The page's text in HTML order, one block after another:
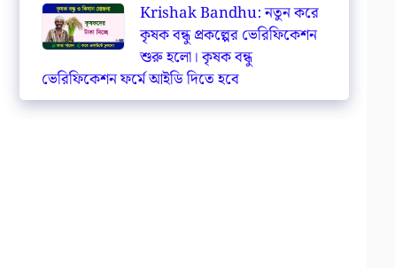
Krishak Bandhu: নতুন করে
কৃষক বন্ধু প্রকল্পের ভেরিফিকেশন
শুরু হলো। কৃষক বন্ধু
ভেরিফিকেশন ফর্মে আইডি দিতে হবে